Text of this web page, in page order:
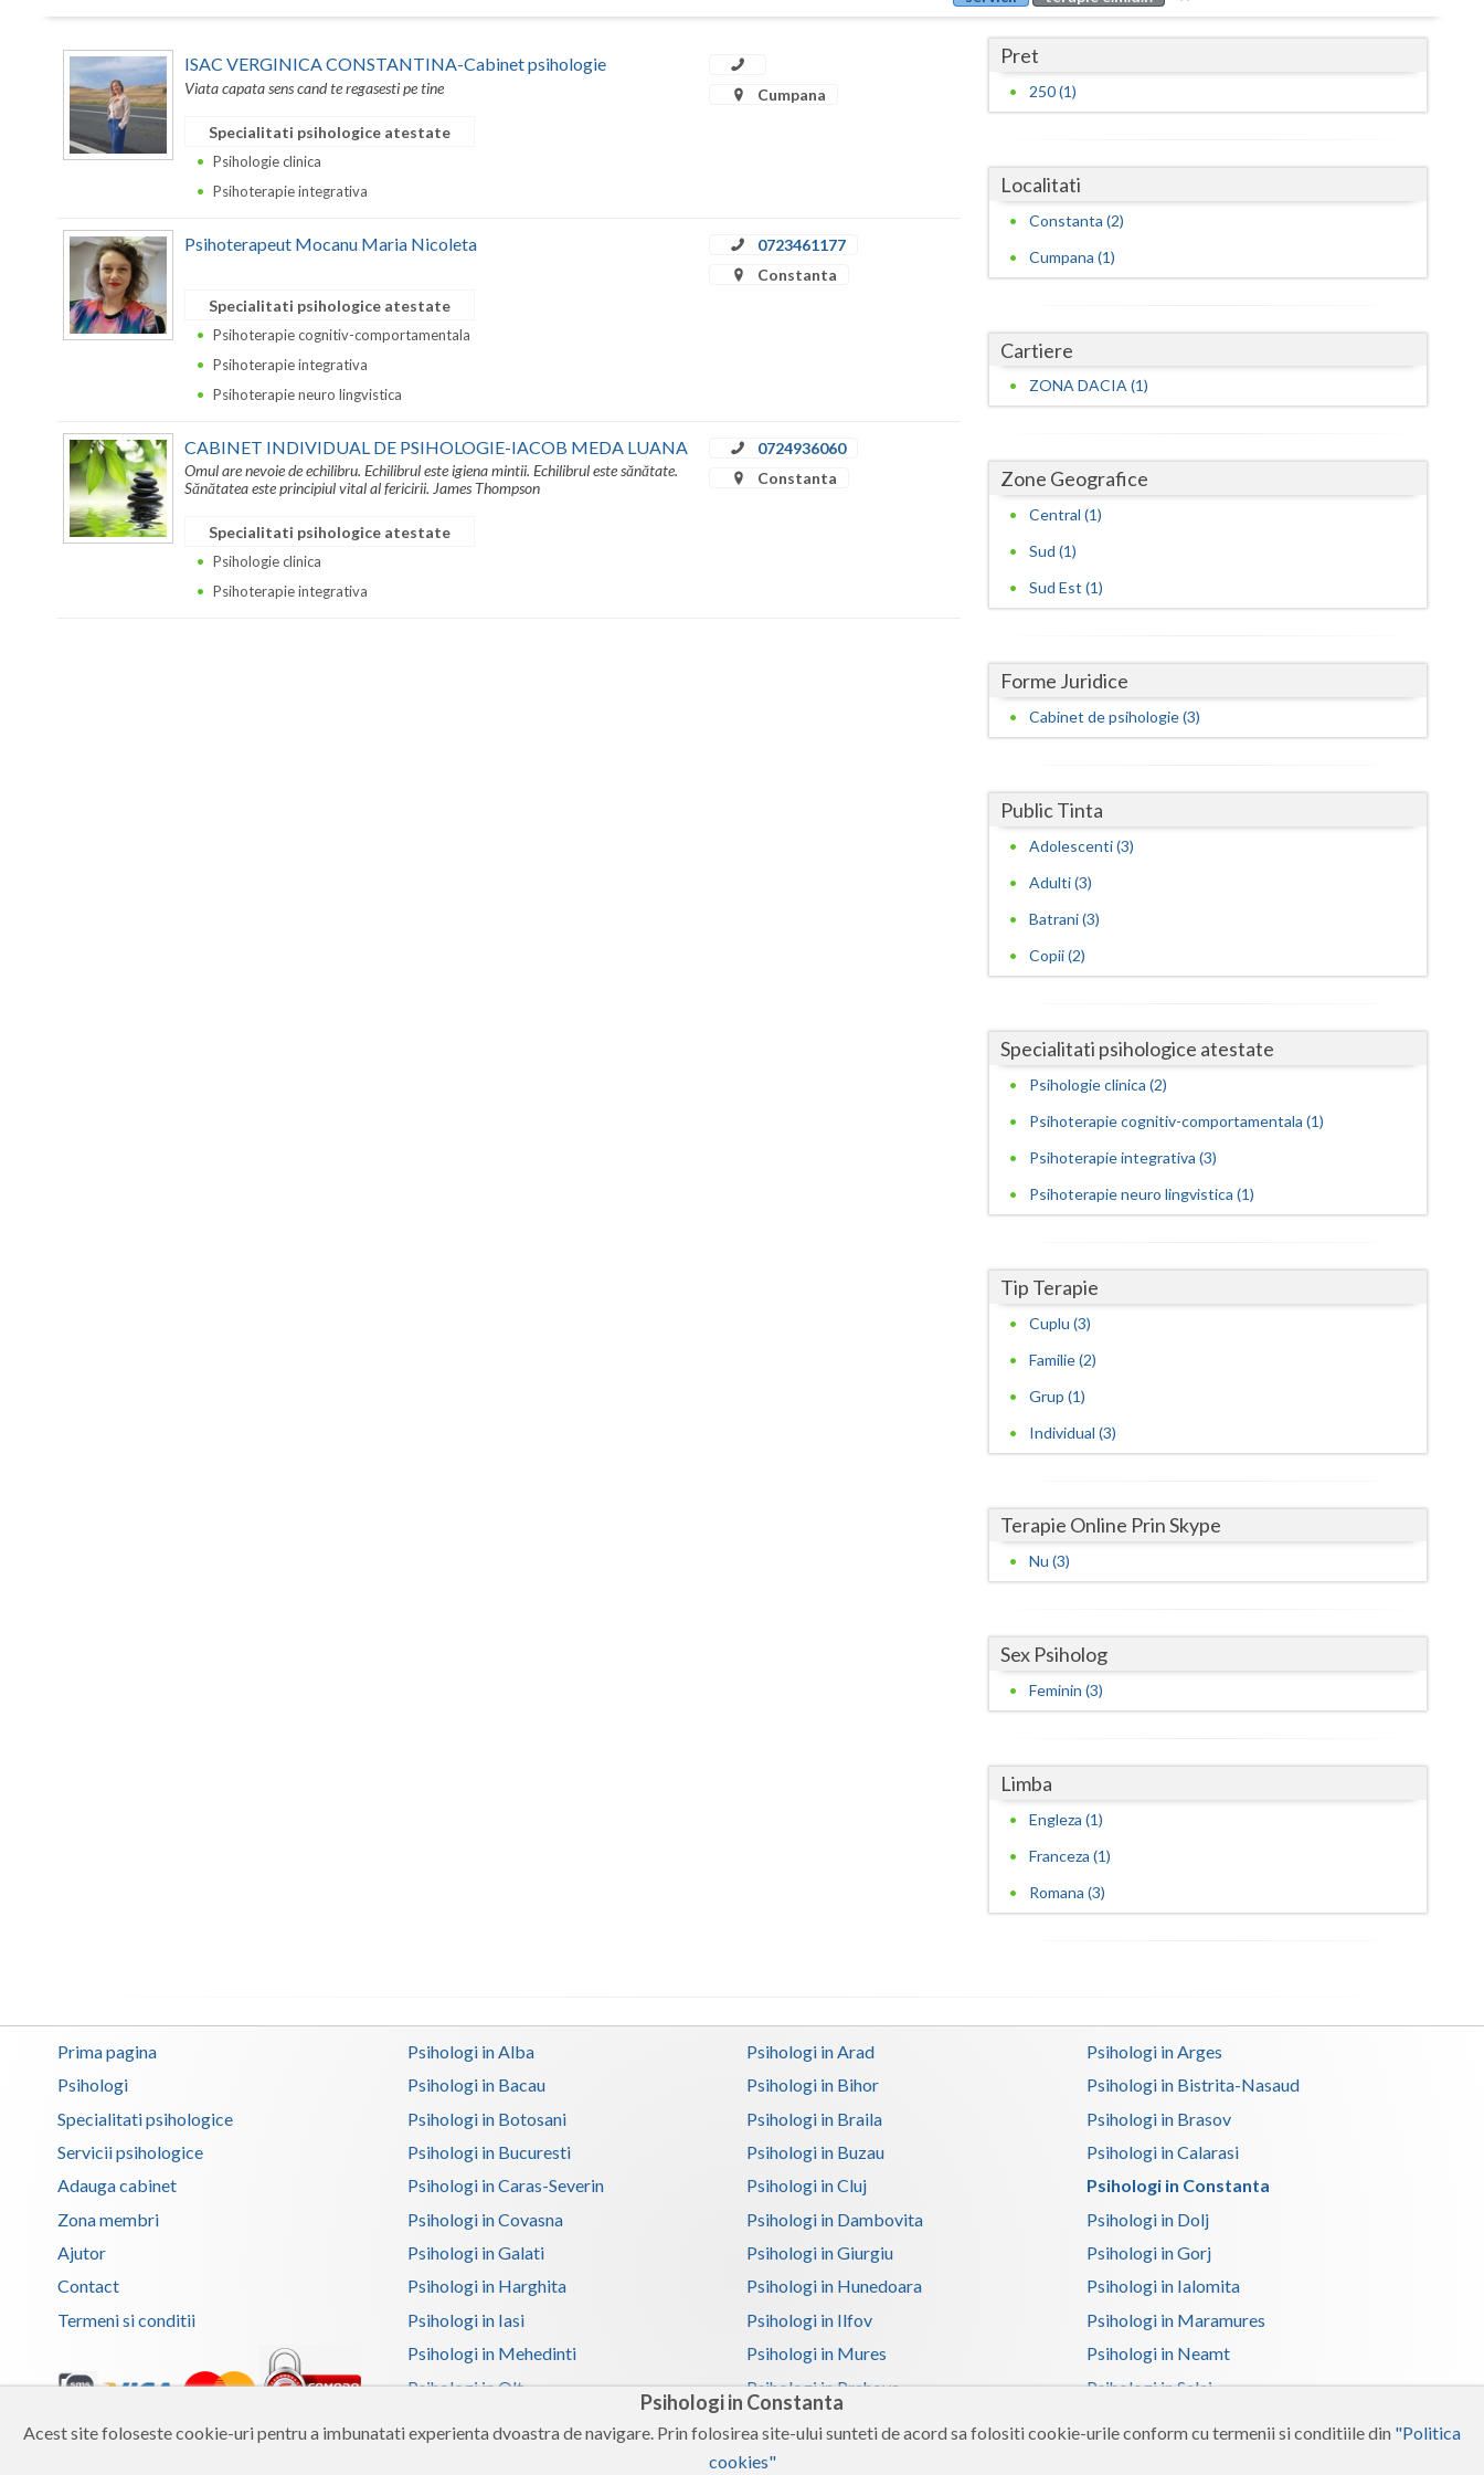
Psihologi in Constanta
Acest site foloseste cookie-uri pentru a imbunatati experienta dvoastra de navigare. Prin folosirea site-ului sunteti de acord sa folositi cookie-urile conform cu termenii si conditiile din "Politica
cookies"
Buzau
Dambovita
Galati
Giurgiu
Harghita
Maramures
Satu-Mare
Sibiu
Suceava
Teleorman
Timis
ISAC VERGINICA CONSTANTINA-Cabinet psihologie
Viata capata sens cand te regasesti pe tine
Cumpana
Specialitati psihologice atestate
Psihologie clinica
Psihoterapie integrativa
Psihoterapeut Mocanu Maria Nicoleta
0723461177
Constanta
Specialitati psihologice atestate
Psihoterapie cognitiv-comportamentala
Psihoterapie integrativa
Psihoterapie neuro lingvistica
CABINET INDIVIDUAL DE PSIHOLOGIE-IACOB MEDA LUANA
Omul are nevoie de echilibru. Echilibrul este igiena mintii. Echilibrul este sănătate.
Sănătatea este principiul vital al fericirii. James Thompson
0724936060
Constanta
Specialitati psihologice atestate
Psihologie clinica
Psihoterapie integrativa
Pret
250 (1)
Localitati
Constanta (2)
Cumpana (1)
Cartiere
ZONA DACIA (1)
Zone Geografice
Central (1)
Sud (1)
Sud Est (1)
Forme Juridice
Cabinet de psihologie (3)
Public Tinta
Adolescenti (3)
Adulti (3)
Batrani (3)
Copii (2)
Specialitati psihologice atestate
Psihologie clinica (2)
Psihoterapie cognitiv-comportamentala (1)
Psihoterapie integrativa (3)
Psihoterapie neuro lingvistica (1)
Tip Terapie
Cuplu (3)
Familie (2)
Grup (1)
Individual (3)
Terapie Online Prin Skype
Nu (3)
Sex Psiholog
Feminin (3)
Limba
Engleza (1)
Franceza (1)
Romana (3)
Prima pagina
Psihologi
Specialitati psihologice
Servicii psihologice
Adauga cabinet
Zona membri
Ajutor
Contact
Termeni si conditii
Copyright 2026 Reframing SRL
Psihologi in Alba Psihologi in Arad
Psihologi in Arges
Psihologi in Bacau
Psihologi in Bihor
Psihologi in Bistrita-Nasaud
Psihologi in Botosani
Psihologi in Braila
Psihologi in Brasov
Psihologi in Bucuresti
Psihologi in Buzau
Psihologi in Calarasi
Psihologi in Caras-Severin
Psihologi in Cluj
Psihologi in Constanta
Psihologi in Covasna
Psihologi in Dambovita
Psihologi in Dolj
Psihologi in Galati
Psihologi in Giurgiu
Psihologi in Gorj
Psihologi in Harghita
Psihologi in Hunedoara
Psihologi in Ialomita
Psihologi in Iasi
Psihologi in Ilfov
Psihologi in Maramures
Psihologi in Mehedinti
Psihologi in Mures
Psihologi in Neamt
Psihologi in Olt
Psihologi in Prahova
Psihologi in Salaj
Psihologi in Timis